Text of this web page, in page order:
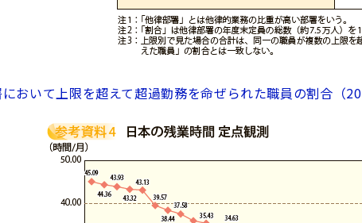
おいて上限を超えて超過勤務を命ぜられた職員の割合（